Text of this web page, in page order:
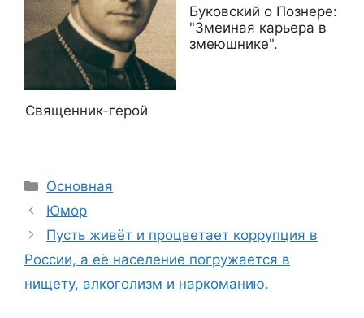
Священник-герой
Буковский о Познере:
"Змеиная карьера в
змеюшнике".
Рубрики
Основная
Юмор
Пусть живёт и процветает коррупция в
России, а её население погружается в
нищету, алкоголизм и наркоманию.